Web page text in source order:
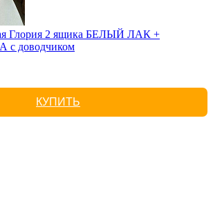
Глория 2 ящика БЕЛЫЙ ЛАК +
доводчиком
КУПИТЬ